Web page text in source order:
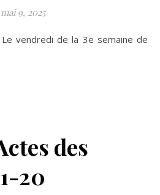
mai 9, 2025
des
20